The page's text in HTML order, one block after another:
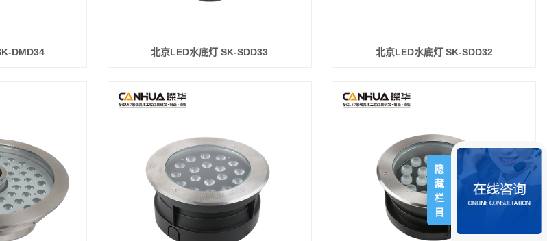
DMD34 北京LED水底灯 SK-SDD33 北京LED水底灯 SK-SDD32
隐
藏
栏
目